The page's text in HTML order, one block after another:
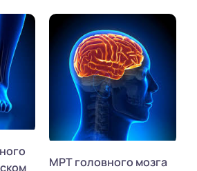
МРТ головного мозга